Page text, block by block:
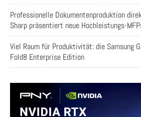
Professionelle Dokumentenproduktion
Sharp präsentiert neue Hochleistungs-
Viel Raum für Produktivität: die Samsung
Fold8 Enterprise Edition